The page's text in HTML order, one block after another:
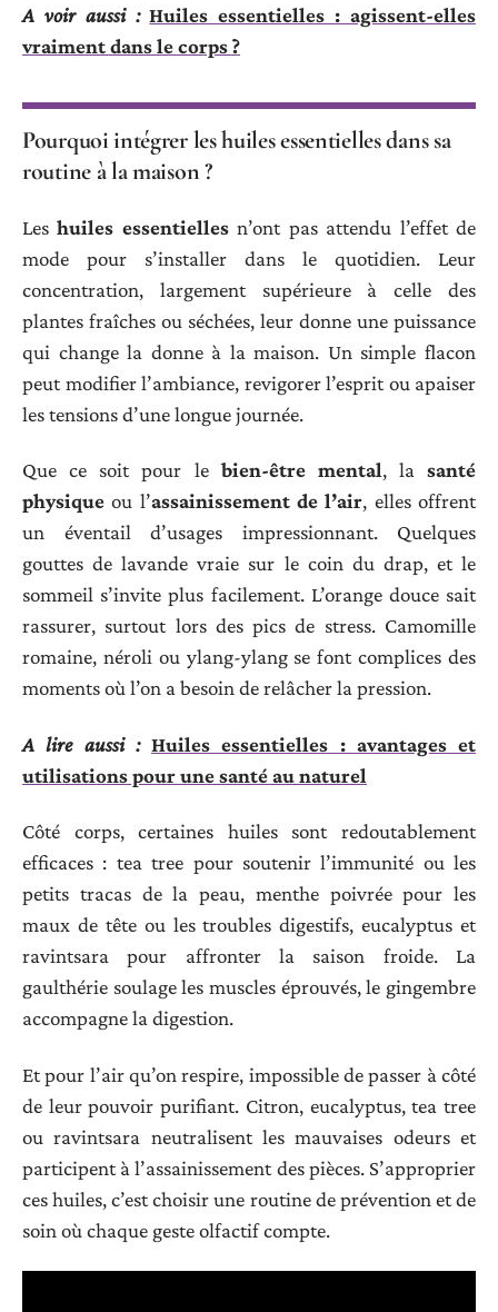
A voir aussi : Huiles essentielles : agissent-elles
vraiment dans le corps ?
Pourquoi intégrer les huiles essentielles dans sa
routine à la maison ?
Leshuiles essentiellesn’ont pas attendu l’effet de
mode pour s’installer dans le quotidien. Leur
concentration, largement supérieure à celle des
plantes fraîches ou séchées, leur donne une puissance
qui change la donne à la maison. Un simple flacon
peut modifier l’ambiance, revigorer l’esprit ou apaiser
les tensions d’une longue journée.
Que ce soit pour le bien-être mental, la santé
physique ou l’assainissement de l’air, elles offrent
un éventail d’usages impressionnant. Quelques
gouttes de lavande vraie sur le coin du drap, et le
sommeil s’invite plus facilement. L’orange douce sait
rassurer, surtout lors des pics de stress. Camomille
romaine, néroli ou ylang-ylang se font complices des
moments où l’on a besoin de relâcher la pression.
A lire aussi : Huiles essentielles : avantages et
utilisations pour une santé au naturel
Côté corps, certaines huiles sont redoutablement
efficaces : tea tree pour soutenir l’immunité ou les
petits tracas de la peau, menthe poivrée pour les
maux de tête ou les troubles digestifs, eucalyptus et
ravintsara pour affronter la saison froide. La
gaulthérie soulage les muscles éprouvés, le gingembre
accompagne la digestion.
Et pour l’air qu’on respire, impossible de passer à côté
de leur pouvoir purifiant. Citron, eucalyptus, tea tree
ou ravintsara neutralisent les mauvaises odeurs et
participent à l’assainissement des pièces. S’approprier
ces huiles, c’est choisir une routine de prévention et de
soin où chaque geste olfactif compte.